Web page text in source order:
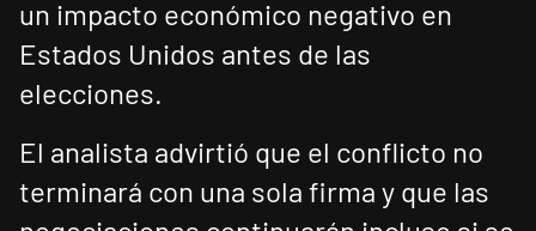
un impacto económico negativo en
Estados Unidos antes de las
elecciones.
El analista advirtió que el conflicto no
terminará con una sola firma y que las